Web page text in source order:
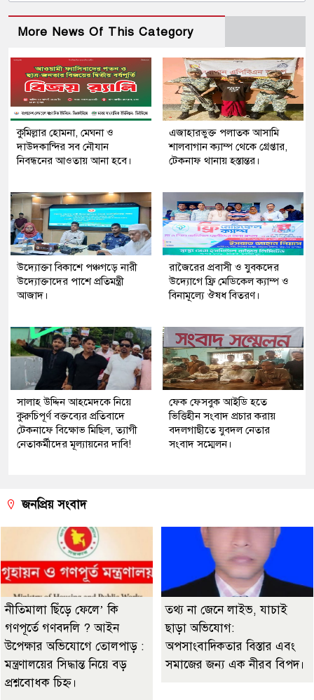
More News Of This Category
কুমিল্লার হোমনা, মেঘনা ও
দাউদকান্দির সব নৌযান
নিবন্ধনের আওতায় আনা হবে।
এজাহারভুক্ত পলাতক আসামি
শালবাগান ক্যাম্প থেকে গ্রেপ্তার,
টেকনাফ থানায় হস্তান্তর।
উদ্যোক্তা বিকাশে পঞ্চগড়ে নারী
উদ্যোক্তাদের পাশে প্রতিমন্ত্রী
আজাদ।
রাজৈরের‌ প্রবাসী ও যুবকদের
উদ্যোগে ফ্রি মেডিকেল ক্যাম্প ও
বিনামূল্যে ঔষধ বিতরণ।
সালাহ উদ্দিন আহমেদকে নিয়ে
কুরুচিপূর্ণ বক্তব্যের প্রতিবাদে
টেকনাফে বিক্ষোভ মিছিল, ত্যাগী
নেতাকর্মীদের মূল্যায়নের দাবি!
ফেক ফেসবুক আইডি হতে
ভিত্তিহীন সংবাদ প্রচার করায়
বদলগাছীতে যুবদল নেতার
সংবাদ সম্মেলন।
জনপ্রিয় সংবাদ
নীতিমালা ছিঁড়ে ফেলে’ কি
গণপূর্তে গণবদলি ? আইন
উপেক্ষার অভিযোগে তোলপাড় :
মন্ত্রণালয়ের সিদ্ধান্ত নিয়ে বড়
প্রশ্নবোধক চিহ্ন।
তথ্য না জেনে লাইভ, যাচাই
ছাড়া অভিযোগ:
অপসাংবাদিকতার বিস্তার এবং
সমাজের জন্য এক নীরব বিপদ।